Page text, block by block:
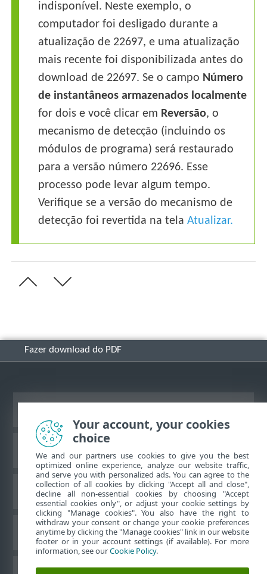
indisponível. Neste exemplo, o
computador foi desligado durante a
atualização de 22697, e uma atualização
mais recente foi disponibilizada antes do
download de 22697. Se o campo Número
de instantâneos armazenados localmente
for dois e você clicar em Reversão, o
mecanismo de detecção (incluindo os
módulos de programa) será restaurado
para a versão número 22696. Esse
processo pode levar algum tempo.
Verifique se a versão do mecanismo de
detecção foi revertida na telaAtualizar.
Fazer download do PDF
Base de conhecimento ESET
Fórum ESET
Suporte regional
Your account, your cookies
choice
We and our partners use cookies to give you the best
optimized online experience, analyze our website traffic,
and serve you with personalized ads. You can agree to the
collection of all cookies by clicking "Accept all and close",
decline all non-essential cookies by choosing "Accept
essential cookies only", or adjust your cookie settings by
clicking "Manage cookies". You also have the right to
withdraw your consent or change your cookie preferences
anytime by clicking the "Manage cookies" link in our website
footer or in your account settings (if available). For more
information, see ourCookie Policy.